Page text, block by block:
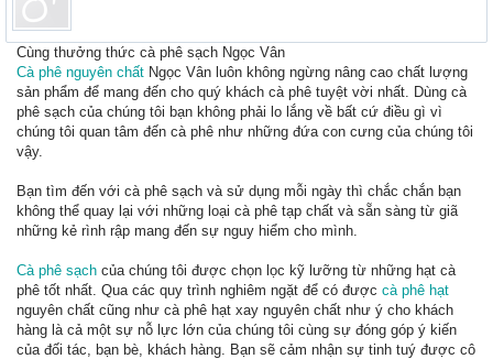
Cùng thưởng thức cà phê sạch Ngọc Vân
Cà phê nguyên chất Ngọc Vân luôn không ngừng nâng cao chất lượng
sản phẩm để mang đến cho quý khách cà phê tuyệt vời nhất. Dùng cà
phê sạch của chúng tôi bạn không phải lo lắng về bất cứ điều gì vì
chúng tôi quan tâm đến cà phê như những đứa con cưng của chúng tôi
vậy.
Bạn tìm đến với cà phê sạch và sử dụng mỗi ngày thì chắc chắn bạn
không thể quay lại với những loại cà phê tạp chất và sẵn sàng từ giã
những kẻ rình rập mang đến sự nguy hiểm cho mình.
Cà phê sạch của chúng tôi được chọn lọc kỹ lưỡng từ những hạt cà
phê tốt nhất. Qua các quy trình nghiêm ngặt để có được cà phê hạt
nguyên chất cũng như cà phê hạt xay nguyên chất như ý cho khách
hàng là cả một sự nỗ lực lớn của chúng tôi cùng sự đóng góp ý kiến
của đối tác, bạn bè, khách hàng. Bạn sẽ cảm nhận sự tinh tuý được cô